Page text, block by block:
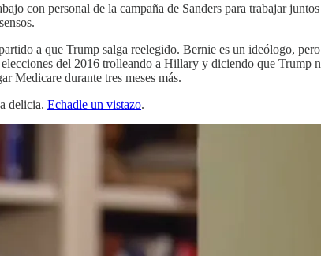
con personal de la campaña de Sanders para trabajar
a que Trump salga reelegido. Bernie es un ideólogo,
del 2016 trolleando a Hillary y diciendo que Trump
Medicare durante tres meses más.
delicia. Echadle un vistazo.